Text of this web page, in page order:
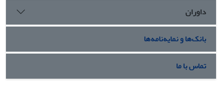
داوران
بانک‌ها و نمایه‌نامه‌ها
تماس با ما